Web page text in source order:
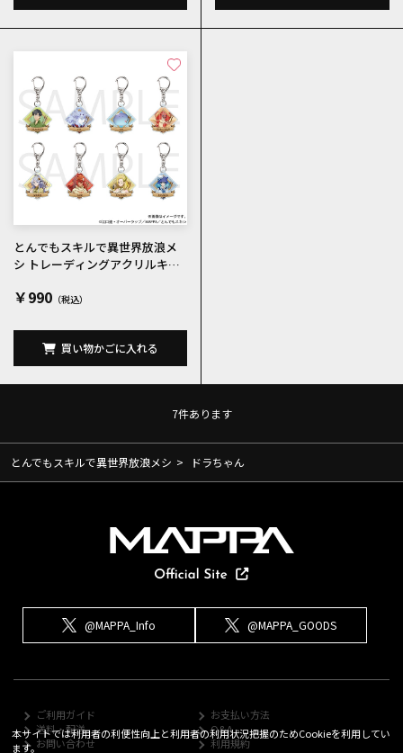
とんでもスキルで異世界放浪メ
シ トレーディングアクリルキー
￥990
買い物かごに入れる
7件あります
とんでもスキルで異世界放浪メシ > ドラちゃん
@MAPPA_Info @MAPPA_GOODS
ご利用ガイド
お支払い方法
送料・配送
Q&A
お問い合わせ
利用規約
本サイトでは利用者の利便性向上と利用者の利用状況把握のためCookieを利用してい
ます。